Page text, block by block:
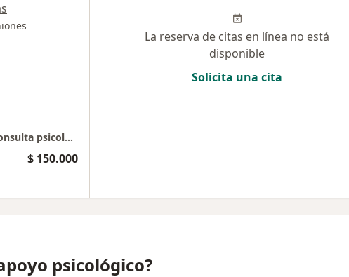
Consultorio Dr. Juan David García - Consulta psicológica
$ 150.000
La reserva de citas en línea no está
disponible
Solicita una cita
psicológico?